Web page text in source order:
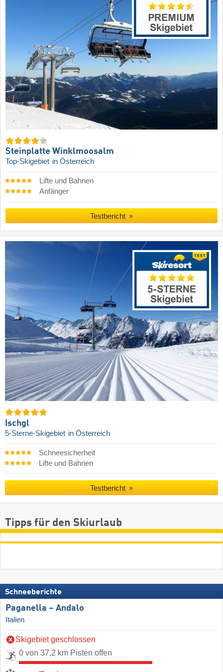
Steinplatte Winklmoosalm
Top-Skigebiet in Österreich
Lifte und Bahnen
Anfänger
Testbericht
Ischgl
5-Sterne-Skigebiet in Österreich
Schneesicherheit
Lifte und Bahnen
Testbericht
Tipps für den Skiurlaub
Schneeberichte
Paganella – Andalo
Italien
Skigebiet geschlossen
0 von 37,2 km Pisten offen